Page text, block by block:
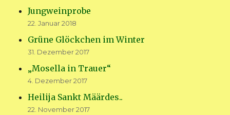
Jungweinprobe
22. Januar 2018
Grüne Glöckchen im Winter
31. Dezember 2017
„Mosella in Trauer“
4. Dezember 2017
Heilija Sankt Määrdes..
22. November 2017